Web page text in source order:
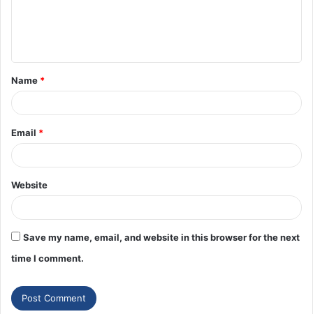
Name *
Email *
Website
Save my name, email, and website in this browser for the next
time I comment.